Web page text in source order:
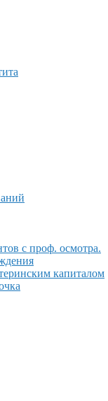
с проф. осмотра.
капиталом